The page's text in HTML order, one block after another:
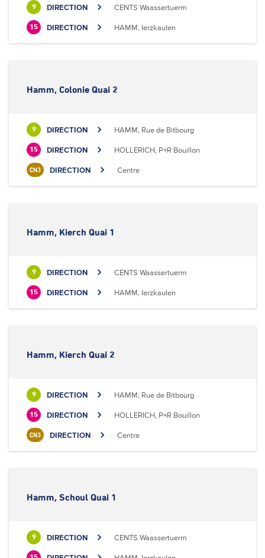
9 DIRECTION CENTS Waassertuerm
15 DIRECTION HAMM, Ierzkaulen
Hamm, Colonie Quai 2
9 DIRECTION HAMM, Rue de Bitbourg
15 DIRECTION HOLLERICH, P+R Bouillon
CN3 DIRECTION Centre
Hamm, Kierch Quai 1
9 DIRECTION CENTS Waassertuerm
15 DIRECTION HAMM, Ierzkaulen
Hamm, Kierch Quai 2
9 DIRECTION HAMM, Rue de Bitbourg
15 DIRECTION HOLLERICH, P+R Bouillon
CN3 DIRECTION Centre
Hamm, Schoul Quai 1
9 DIRECTION CENTS Waassertuerm